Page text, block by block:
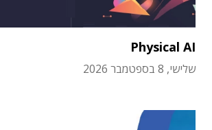
Physical AI
שלישי, 8 בספטמבר 2026